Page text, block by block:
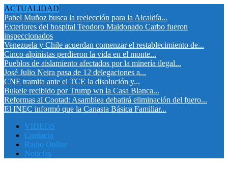
ACTUALIDAD
Pabel Muñoz busca la reelección para la Alcaldía...
Exteriores del hospital Teodoro Maldonado Carbo fueron
inspeccionados
Venezuela y Chile acuerdan comenzar el restablecimiento de...
Cinco alpinistas perdieron la vida en el monte...
Pueblos de aislamiento afectados por la minería ilegal...
José Julio Neira pasa de 12 delegaciones a...
CNE tramita ante el TCE la disolución y...
Bukele recibido por Trump wn la Casa Blanca...
Reformas al Cootad: Asamblea debatirá eliminación del fuero...
El INEC informó que la Canasta Básica Familiar...
VIDEOS
Contacto
Radio Online
Noticias